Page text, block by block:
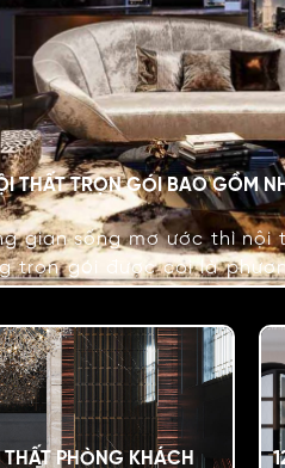
THẤT TRỌN GÓI BAO GỒM
gian sống mơ ước thì
trọn gói được coi là
PHÒNG KHÁCH